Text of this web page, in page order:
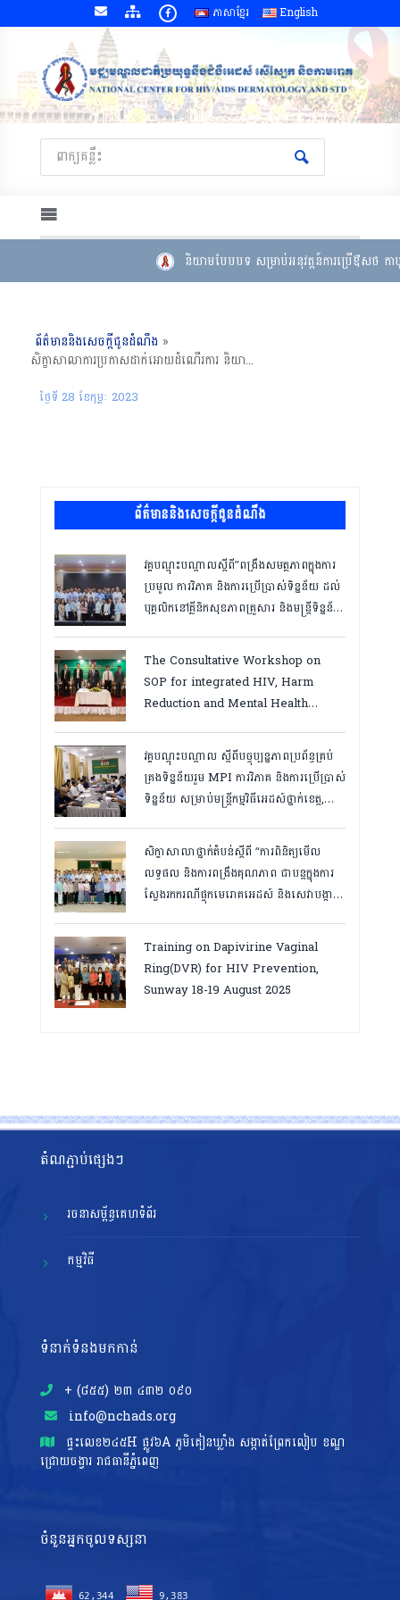
ភាសាខ្មែរ English
និយាមបែបបទ សម្រាប់អនុវត្តន៍ការប្រើឳសថ ក
ព័ត៌មាននិងសេចក្តីជូនដំណឹង »
សិក្ខាសាលាការប្រកាសដាក់អោយដំណើរការ និយាមបែបបទសម្រាប់ការអនុវត្តសេវារណបសម្រាប់ការព្យាបាលដោយឱសថប្រឆាំងមេរោគអេដស៍ នៅក្នុងប្រទេសកម្ពុជា,​ សណ្ថាគារកាមបូឌីយាណា ថ្ងៃទី២៧ ខែកុម្ភៈ ឆ្នាំ២០២៣
ថ្ងៃទី 28 ខែ​កុម្ភៈ 2023
ព័ត៌មាននិងសេចក្តីជូនដំណឹង
វគ្គបណ្ដុះបណ្ដាលស្តីពី”ពង្រឹងសមត្ថភាពក្នុងការ
ប្រមូល ការវិភាគ និងការប្រើប្រាស់ទិន្នន័យ ដល់
បុគ្គលិកនៅគ្លីនិកសុខភាពគ្រួសារ និងមន្ត្រីទិន្នន័យ
ឆ្នាំ២០២៦
The Consultative Workshop on
SOP for integrated HIV, Harm
Reduction and Mental Health
វគ្គបណ្ដុះបណ្តាល ស្តីពីបច្ចុប្បន្នភាពប្រព័ន្ធគ្រប់
គ្រងទិន្នន័យរួម MPI ការវិភាគ និងការប្រើប្រាស់
ទិន្នន័យ សម្រាប់មន្រ្តីកម្មវិធីអេដស៍ថ្នាក់ខេត្ត,
សិក្ខាសាលាថ្នាក់តំបន់ស្តីពី “ការពិនិត្យមើល
លទ្ធផល និងការពង្រឹងគុណភាព ជាបន្តក្នុងការ
ស្វែងរកករណីផ្ទុកមេរោគអេដស៍ និងសេវាបង្ការ
សម្រេចគោលដៅ ៩៥-៩៥-៩៥”, តាកែវ
ថ្ងៃទី១២-១៣ សីហា ២០២៥
Training on Dapivirine Vaginal
Ring(DVR) for HIV Prevention,
Sunway 18-19 August 2025
តំណភ្ជាប់ផ្សេងៗ
រចនាសម្ព័ន្ធគេហទំព័រ
កម្មវិធី
ទំនាក់ទំនងមកកាន់
+ (៨៥៥)​ ២៣​ ៤៣២ ០៩០
info@nchads.org
ផ្ទះ​លេខ២៤៥H ផ្លូវ៦A ភូមិគៀនឃ្លាំង សង្កាត់ព្រែកលៀប ខណ្ឌ
ជ្រោយចង្វារ រាជធានីភ្នំពេញ
ចំនួនអ្នកចូលទស្សនា